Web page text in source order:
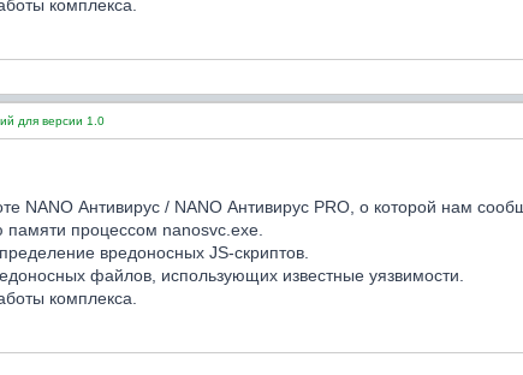
комплекса.
для версии 1.0
NANO Антивирус / NANO Антивирус PRO, о которой нам
процессом nanosvc.exe.
вредоносных JS-скриптов.
файлов, использующих известные уязвимости.
комплекса.